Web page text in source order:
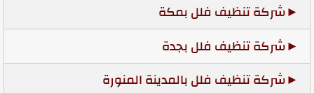
شركة تنظيف فلل بمكة
شركة تنظيف فلل بجدة
شركة تنظيف فلل بالمدينة المنورة